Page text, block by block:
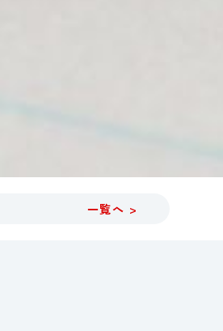
一覧へ >